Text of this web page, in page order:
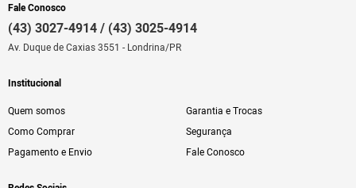
Fale Conosco
(43) 3027-4914 / (43) 3025-4914
Av. Duque de Caxias 3551 - Londrina/PR
Institucional
Quem somos
Como Comprar
Pagamento e Envio
Garantia e Trocas
Segurança
Fale Conosco